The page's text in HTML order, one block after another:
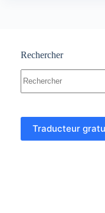
–
–
TP
Rechercher
résultat
Traducteur